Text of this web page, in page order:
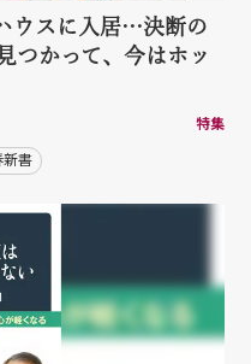
ウスに入居…決断の
つかって、今はホッ
特集
新書